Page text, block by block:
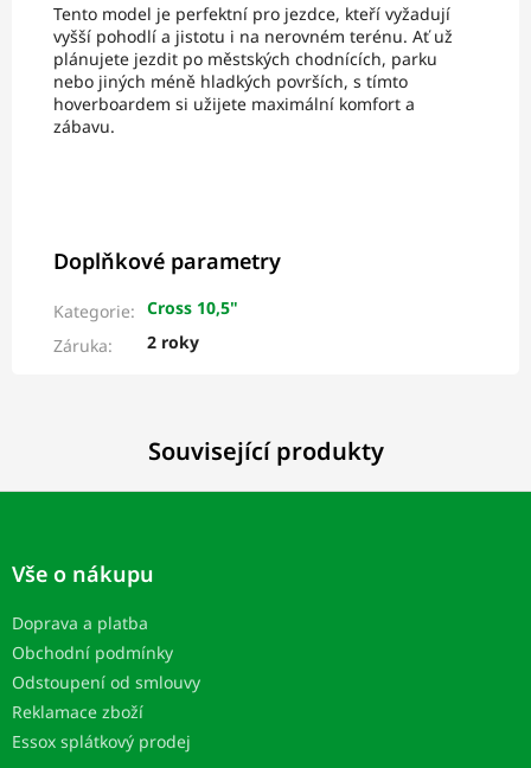
Související produkty
Tento model je perfektní pro jezdce, kteří vyžadují
vyšší pohodlí a jistotu i na nerovném terénu. Ať už
plánujete jezdit po městských chodnících, parku
nebo jiných méně hladkých površích, s tímto
hoverboardem si užijete maximální komfort a
zábavu.
Doplňkové parametry
Kategorie: Cross 10,5"
Záruka: 2 roky
Z
Vše o nákupu
Doprava a platba
Obchodní podmínky
Odstoupení od smlouvy
Reklamace zboží
Essox splátkový prodej